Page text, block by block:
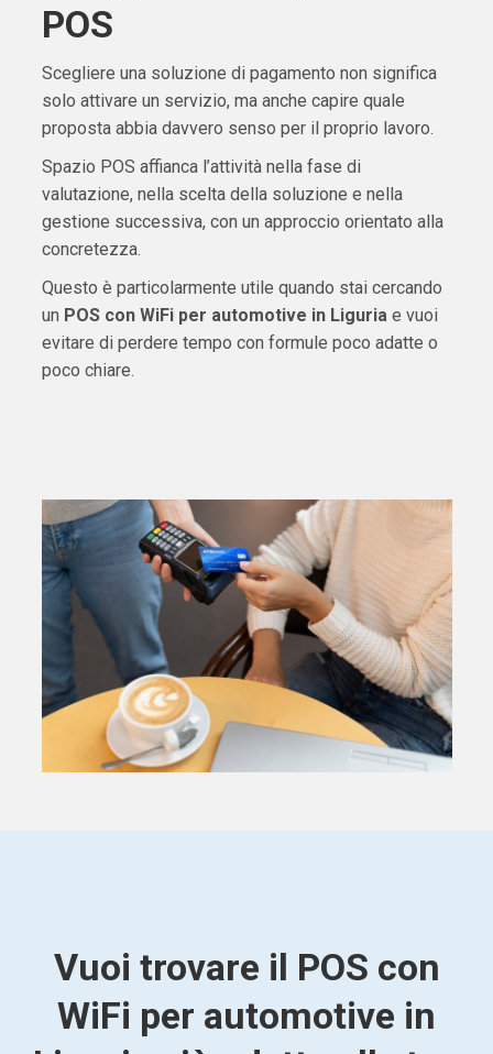
POS
Scegliere una soluzione di pagamento non significa
solo attivare un servizio, ma anche capire quale
proposta abbia davvero senso per il proprio lavoro.
Spazio POS affianca l’attività nella fase di
valutazione, nella scelta della soluzione e nella
gestione successiva, con un approccio orientato alla
concretezza.
Questo è particolarmente utile quando stai cercando
un POS con WiFi per automotive in Liguriae vuoi
evitare di perdere tempo con formule poco adatte o
poco chiare.
Vuoi trovare il POS con
WiFi per automotive in